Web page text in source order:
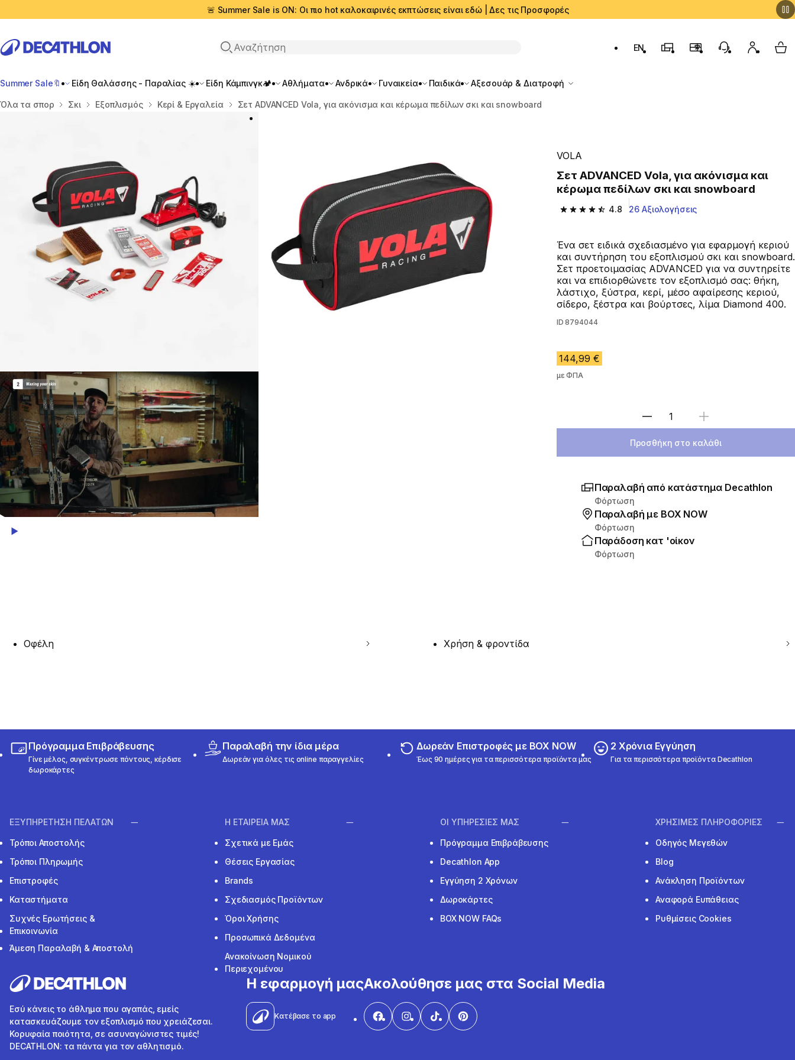
🚨 Summer Sale is ON: Οι πιο hot καλοκαιρινές εκπτώσεις είναι εδώ | Δες τις Προσφορές
Αναζήτηση
Αλλαγή γλώσσας: English (English)
EN
Καταστήματα Decathlon
ΠρόγραμμαΕξυπηρέτηση
Ο My
Summer Sale🔖 Είδη Θαλάσσης - Παραλίας ☀️ Είδη Κάμπινγκ🏕️ Αθλήματα Ανδρικά Γυναικεία Παιδικά Αξεσουάρ & Διατροφή
Αρχική σελίδα
Όλα τα σπορ Σκι Εξοπλισμός Κερί & Εργαλεία Σετ ADVANCED Vola, για ακόνισμα και κέρωμα πεδίλων σκι και snowboard
VOLA
Σετ ADVANCED Vola, για ακόνισμα και
κέρωμα πεδίλων σκι και snowboard
4.8
4.8 out of 5 stars from 26 reviews
26 Αξιολογήσεις
Ένα σετ ειδικά σχεδιασμένο για εφαρμογή κεριού
και συντήρηση του εξοπλισμού σκι και snowboard.
Σετ προετοιμασίας ADVANCED για να συντηρείτε
και να επιδιορθώνετε τον εξοπλισμό σας: θήκη,
λάστιχο, ξύστρα, κερί, μέσο αφαίρεσης κεριού,
σίδερο, ξέστρα και βούρτσες, λίμα Diamond 400.
ID 8794044
144,99 €
με ΦΠΑ
Επιλέξτε ποσότητα
Προσθήκη στο καλάθι
Παραλαβή από κατάστημα Decathlon
Φόρτωση
Παραλαβή με ΒΟΧ ΝΟW
Φόρτωση
Παράδοση κατ 'οίκον
Φόρτωση
Οφέλη Χρήση & φροντίδα
Πρόγραμμα Επιβράβευσης
Γίνε μέλος, συγκέντρωσε πόντους, κέρδισε
δωροκάρτες
Παραλαβή την ίδια μέρα
Δωρεάν για όλες τις online παραγγελίες
Δωρεάν Επιστροφές με BOX NOW
Έως 90 ημέρες για τα περισσότερα προϊόντα μας
2 Χρόνια Εγγύηση
Για τα περισσότερα προϊόντα Decathlon
ΕΞΥΠΗΡΕΤΗΣΗ ΠΕΛΑΤΩΝ
Τρόποι Αποστολής
Τρόποι Πληρωμής
Επιστροφές
Καταστήματα
Συχνές Ερωτήσεις &
Επικοινωνία
Άμεση Παραλαβή & Αποστολή
Η ΕΤΑΙΡΕΙΑ ΜΑΣ
Σχετικά με Εμάς
Θέσεις Εργασίας
Brands
Σχεδιασμός Προϊόντων
Όροι Χρήσης
Προσωπικά Δεδομένα
Ανακοίνωση Νομικού
Περιεχομένου
ΟΙ ΥΠΗΡΕΣΙΕΣ ΜΑΣ
Πρόγραμμα Επιβράβευσης
Decathlon App
Εγγύηση 2 Χρόνων
Δωροκάρτες
BOX NOW FAQs
ΧΡΗΣΙΜΕΣ ΠΛΗΡΟΦΟΡΙΕΣ
Οδηγός Μεγεθών
Blog
Ανάκληση Προϊόντων
Αναφορά Ευπάθειας
Ρυθμίσεις Cookies
Εσύ κάνεις το άθλημα που αγαπάς, εμείς
κατασκευάζουμε τον εξοπλισμό που χρειάζεσαι.
Κορυφαία ποιότητα, σε ασυναγώνιστες τιμές!
DECATHLON: τα πάντα για τον αθλητισμό.
Η εφαρμογή μας
Κατέβασε το app
Ακολούθησε μας στα Social Media